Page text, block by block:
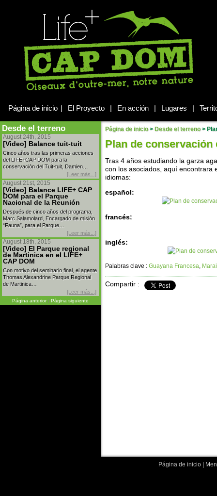
Página de inicio | El Proyecto | En acción | Lugares |
Desde el terreno
August 24th, 2015
[Video] Balance tuit-tuit
Cinco años tras las primeras acciones
del LIFE+CAP DOM para la
conservación del Tuit-tuit, Damien…
[Leer más...]
August 21st, 2015
[Video] Balance LIFE+ CAP
DOM para el Parque
Nacional de la Reunión
Después de cinco años del programa,
Marc Salamolard, Encargado de misión
“Fauna”, para el Parque…
[Leer más...]
August 18th, 2015
[Video] El Parque regional
de Martinica en el LIFE+
CAP DOM
Con motivo del seminario final, el agente
Thomas Alexandrine Parque Regional
de Martinica…
[Leer más...]
Página anterior| Página siguiente
Página de inicio > Desde el terreno >
Plan de conservación
Tras 4 años estudiando la garza
con los asociados, aquí encontrara
idiomas:
español:
francés:
inglés:
Palabras clave : Guayana Francesa,
Compartir :
Página de inicio|